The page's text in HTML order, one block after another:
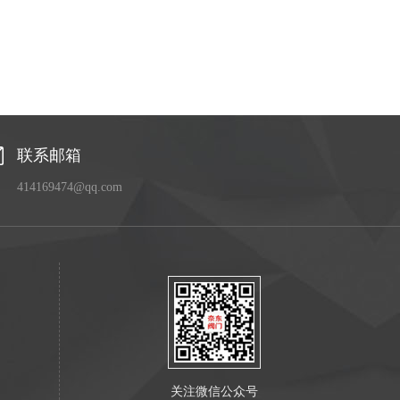
联系邮箱
414169474@qq.com
关注微信公众号